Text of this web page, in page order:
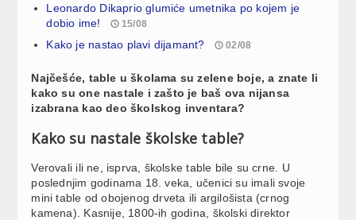
Leonardo Dikaprio glumiće umetnika po kojem je
dobio ime!
15/08
Kako je nastao plavi dijamant? 02/08
Najčešće, table u školama su zelene boje, a znate li
kako su one nastale i zašto je baš ova nijansa
izabrana kao deo školskog inventara?
Kako su nastale školske table?
Verovali ili ne, isprva, školske table bile su crne. U
poslednjim godinama 18. veka, učenici su imali svoje
mini table od obojenog drveta ili argilošista (crnog
kamena). Kasnije, 1800-ih godina, školski direktor